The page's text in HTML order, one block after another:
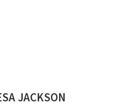
JACKSON